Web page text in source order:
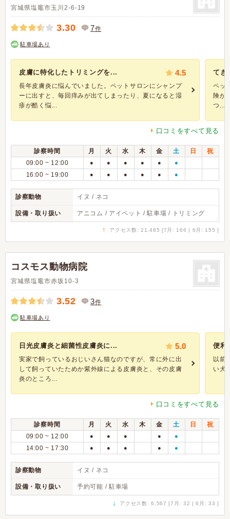
宮城県塩竈市玉川2-6-19
3.30 7件
駐車場あり
皮膚に特化したトリミングを... 4.5
長年皮膚炎に悩んでいました。ペットサロンにシャンプ
ーに出すと、毎回痒みが出てしまったり、夏になると湿
疹が酷く悩...
てき
ペッ
険が
つ...
口コミをすべて見る
診察時間 月 火 水 木 金 土 日
祝
09:00 ~ 12:00
● ● ● ● ● ●
16:00 ~ 19:00 ● ● ● ● ● ●
診察動物 イヌ / ネコ
設備・取り扱い アニコム / アイペット / 駐車場 / トリミング
↑ アクセス数: 21,485 [7月: 166 | 6月: 155 ]
コスモス動物病院
宮城県塩竈市赤坂10-3
3.52 3件
駐車場あり
日光皮膚炎と細菌性皮膚炎に... 5.0
実家で飼っているおじいさん猫なのですが、常に外に出
して飼っていたためか紫外線による皮膚炎と、その皮膚
炎のところ...
便利
以前
い犬
口コミをすべて見る
診察時間 月 火 水 木 金 土 日
祝
09:00 ~ 12:00
● ● ● ● ●
14:00 ~ 17:30 ● ● ● ● ●
診察動物 イヌ / ネコ
設備・取り扱い 予約可能 / 駐車場
↓ アクセス数: 6,567 [7月: 32 | 6月: 33 ]